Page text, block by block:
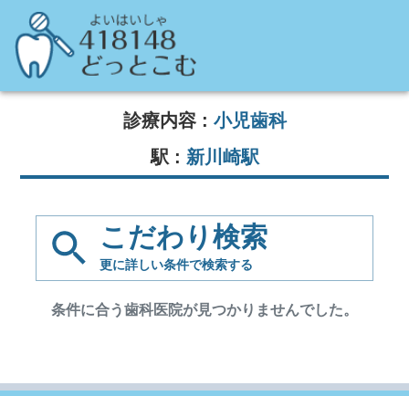
診療内容 : 小児歯科
駅 : 新川崎駅
こだわり検索
更に詳しい条件で検索する
条件に合う歯科医院が見つかりませんでした。